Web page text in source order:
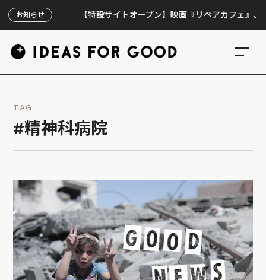
お知らせ 【特設サイトオープン】映画『リペアカフェ』、上映
TAG
#精神科病院